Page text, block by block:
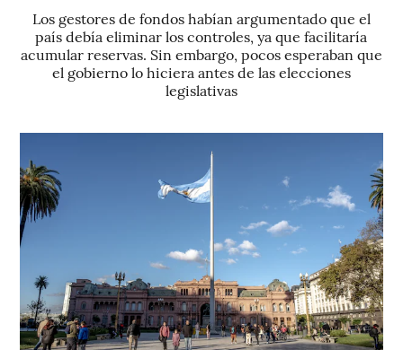
Los gestores de fondos habían argumentado que el
país debía eliminar los controles, ya que facilitaría
acumular reservas. Sin embargo, pocos esperaban que
el gobierno lo hiciera antes de las elecciones
legislativas